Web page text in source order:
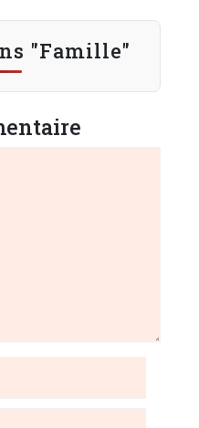
"Famille"